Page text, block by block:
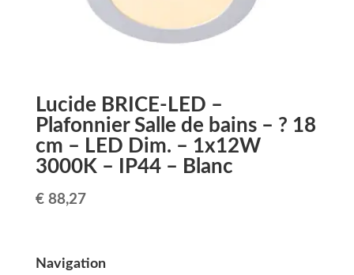
Lucide BRICE-LED –
Plafonnier Salle de bains – ? 18
cm – LED Dim. – 1x12W
3000K – IP44 – Blanc
€88,27
Navigation